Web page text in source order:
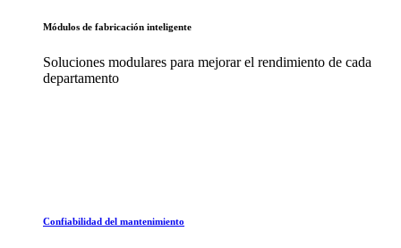
Módulos de fabricación inteligente
Soluciones modulares para mejorar el rendimiento de cada
departamento
Confiabilidad del mantenimiento